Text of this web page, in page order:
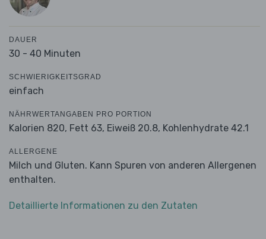
DAUER
30 - 40 Minuten
SCHWIERIGKEITSGRAD
einfach
NÄHRWERTANGABEN PRO PORTION
Kalorien 820, Fett 63, Eiweiß 20.8, Kohlenhydrate 42.1
ALLERGENE
Milch und Gluten. Kann Spuren von anderen Allergenen
enthalten.
Detaillierte Informationen zu den Zutaten